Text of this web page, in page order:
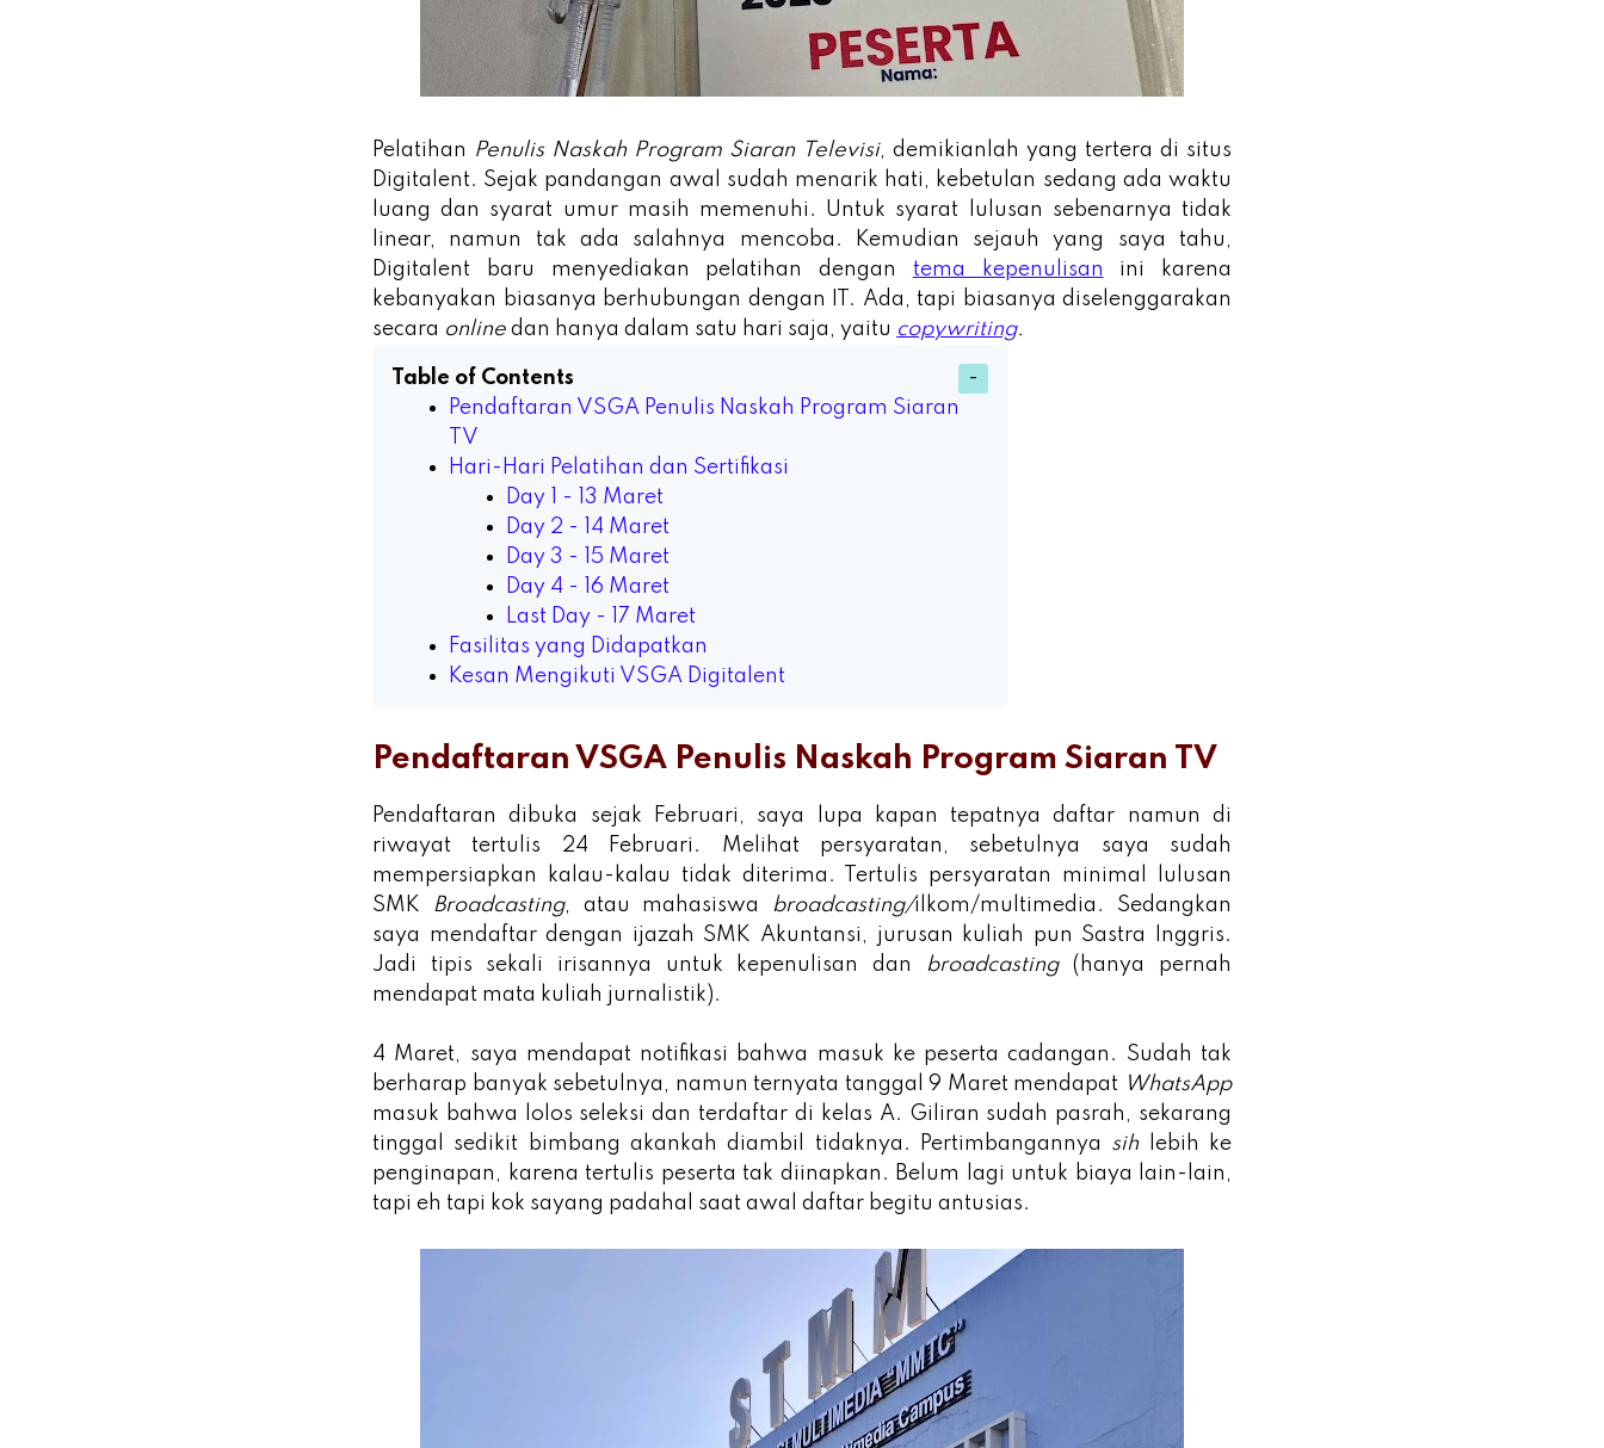
Pelatihan Penulis Naskah Program Siaran Televisi, demikianlah yang tertera di situs
Digitalent. Sejak pandangan awal sudah menarik hati, kebetulan sedang ada waktu
luang dan syarat umur masih memenuhi. Untuk syarat lulusan sebenarnya tidak
linear, namun tak ada salahnya mencoba. Kemudian sejauh yang saya tahu,
Digitalent baru menyediakan pelatihan dengan tema kepenulisan ini karena
kebanyakan biasanya berhubungan dengan IT. Ada, tapi biasanya diselenggarakan
secara online dan hanya dalam satu hari saja, yaitu copywriting.
Table of Contents
Pendaftaran VSGA Penulis Naskah Program Siaran
TV
Hari-Hari Pelatihan dan Sertifikasi
Day 1 - 13 Maret
Day 2 - 14 Maret
Day 3 - 15 Maret
Day 4 - 16 Maret
Last Day - 17 Maret
Fasilitas yang Didapatkan
Kesan Mengikuti VSGA Digitalent
Pendaftaran VSGA Penulis Naskah Program Siaran TV
Pendaftaran dibuka sejak Februari, saya lupa kapan tepatnya daftar namun di
riwayat tertulis 24 Februari. Melihat persyaratan, sebetulnya saya sudah
mempersiapkan kalau-kalau tidak diterima. Tertulis persyaratan minimal lulusan
SMK Broadcasting, atau mahasiswa broadcasting/ilkom/multimedia. Sedangkan
saya mendaftar dengan ijazah SMK Akuntansi, jurusan kuliah pun Sastra Inggris.
Jadi tipis sekali irisannya untuk kepenulisan dan broadcasting (hanya pernah
mendapat mata kuliah jurnalistik).
4 Maret, saya mendapat notifikasi bahwa masuk ke peserta cadangan. Sudah tak
berharap banyak sebetulnya, namun ternyata tanggal 9 Maret mendapat WhatsApp
masuk bahwa lolos seleksi dan terdaftar di kelas A. Giliran sudah pasrah, sekarang
tinggal sedikit bimbang akankah diambil tidaknya. Pertimbangannya sih
lebih ke
penginapan, karena tertulis peserta tak diinapkan. Belum lagi untuk biaya lain-lain,
tapi eh tapi kok sayang padahal saat awal daftar begitu antusias.